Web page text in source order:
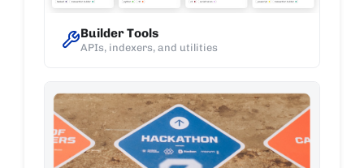
Builder Tools
APIs, indexers, and utilities